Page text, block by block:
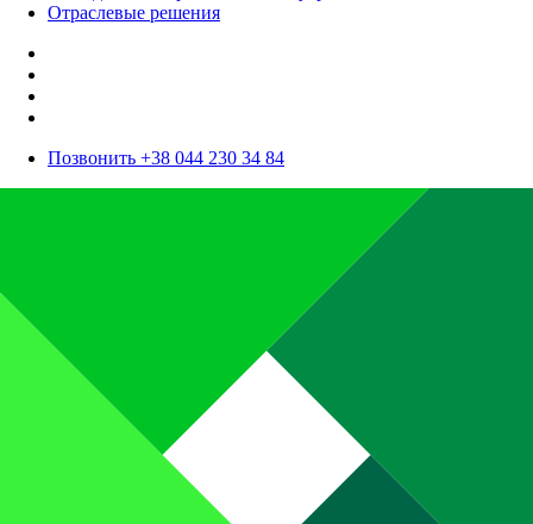
Отраслевые решения
Позвонить +38 044 230 34 84